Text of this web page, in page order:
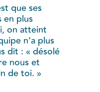
que ses
en plus
on atteint
n’a plus
dit : « désolé
nous et
de toi. »